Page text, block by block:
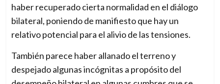
haber recuperado cierta normalidad en el diálogo
bilateral, poniendo de manifiesto que hay un
relativo potencial para el alivio de las tensiones.
También parece haber allanado el terreno y
despejado algunas incógnitas a propósito del